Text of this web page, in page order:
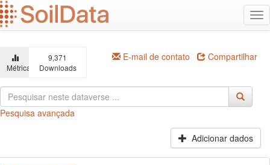
Ir
para
o
principal
Métricas
9,371
Downloads
E-mail de contato Compartilhar
Pesquisa avançada
Adicionar dados